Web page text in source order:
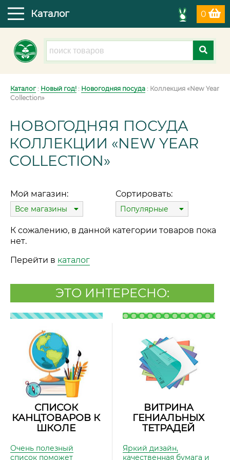
0
Каталог
Каталог: Новый год! : Новогодняя посуда : Коллекция «New Year
Collection»
НОВОГОДНЯЯ ПОСУДА
КОЛЛЕКЦИИ «NEW YEAR
COLLECTION»
Мой магазин:
Все магазины
Сортировать:
Популярные
К сожалению, в данной категории товаров пока
нет.
Перейти в каталог
ЭТО ИНТЕРЕСНО:
СПИСОК
КАНЦТОВАРОВ К
ШКОЛЕ
Очень полезный
список поможет
ВИТРИНА
ГЕНИАЛЬНЫХ
ТЕТРАДЕЙ
Яркий дизайн,
качественная бумага и